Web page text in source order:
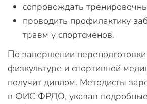
сопровождать
проводить профилактику
травм у спортсменов.
По завершении
физкультуре и спортивной
получит диплом. Методисты
в ФИС ФРДО, указав подробные